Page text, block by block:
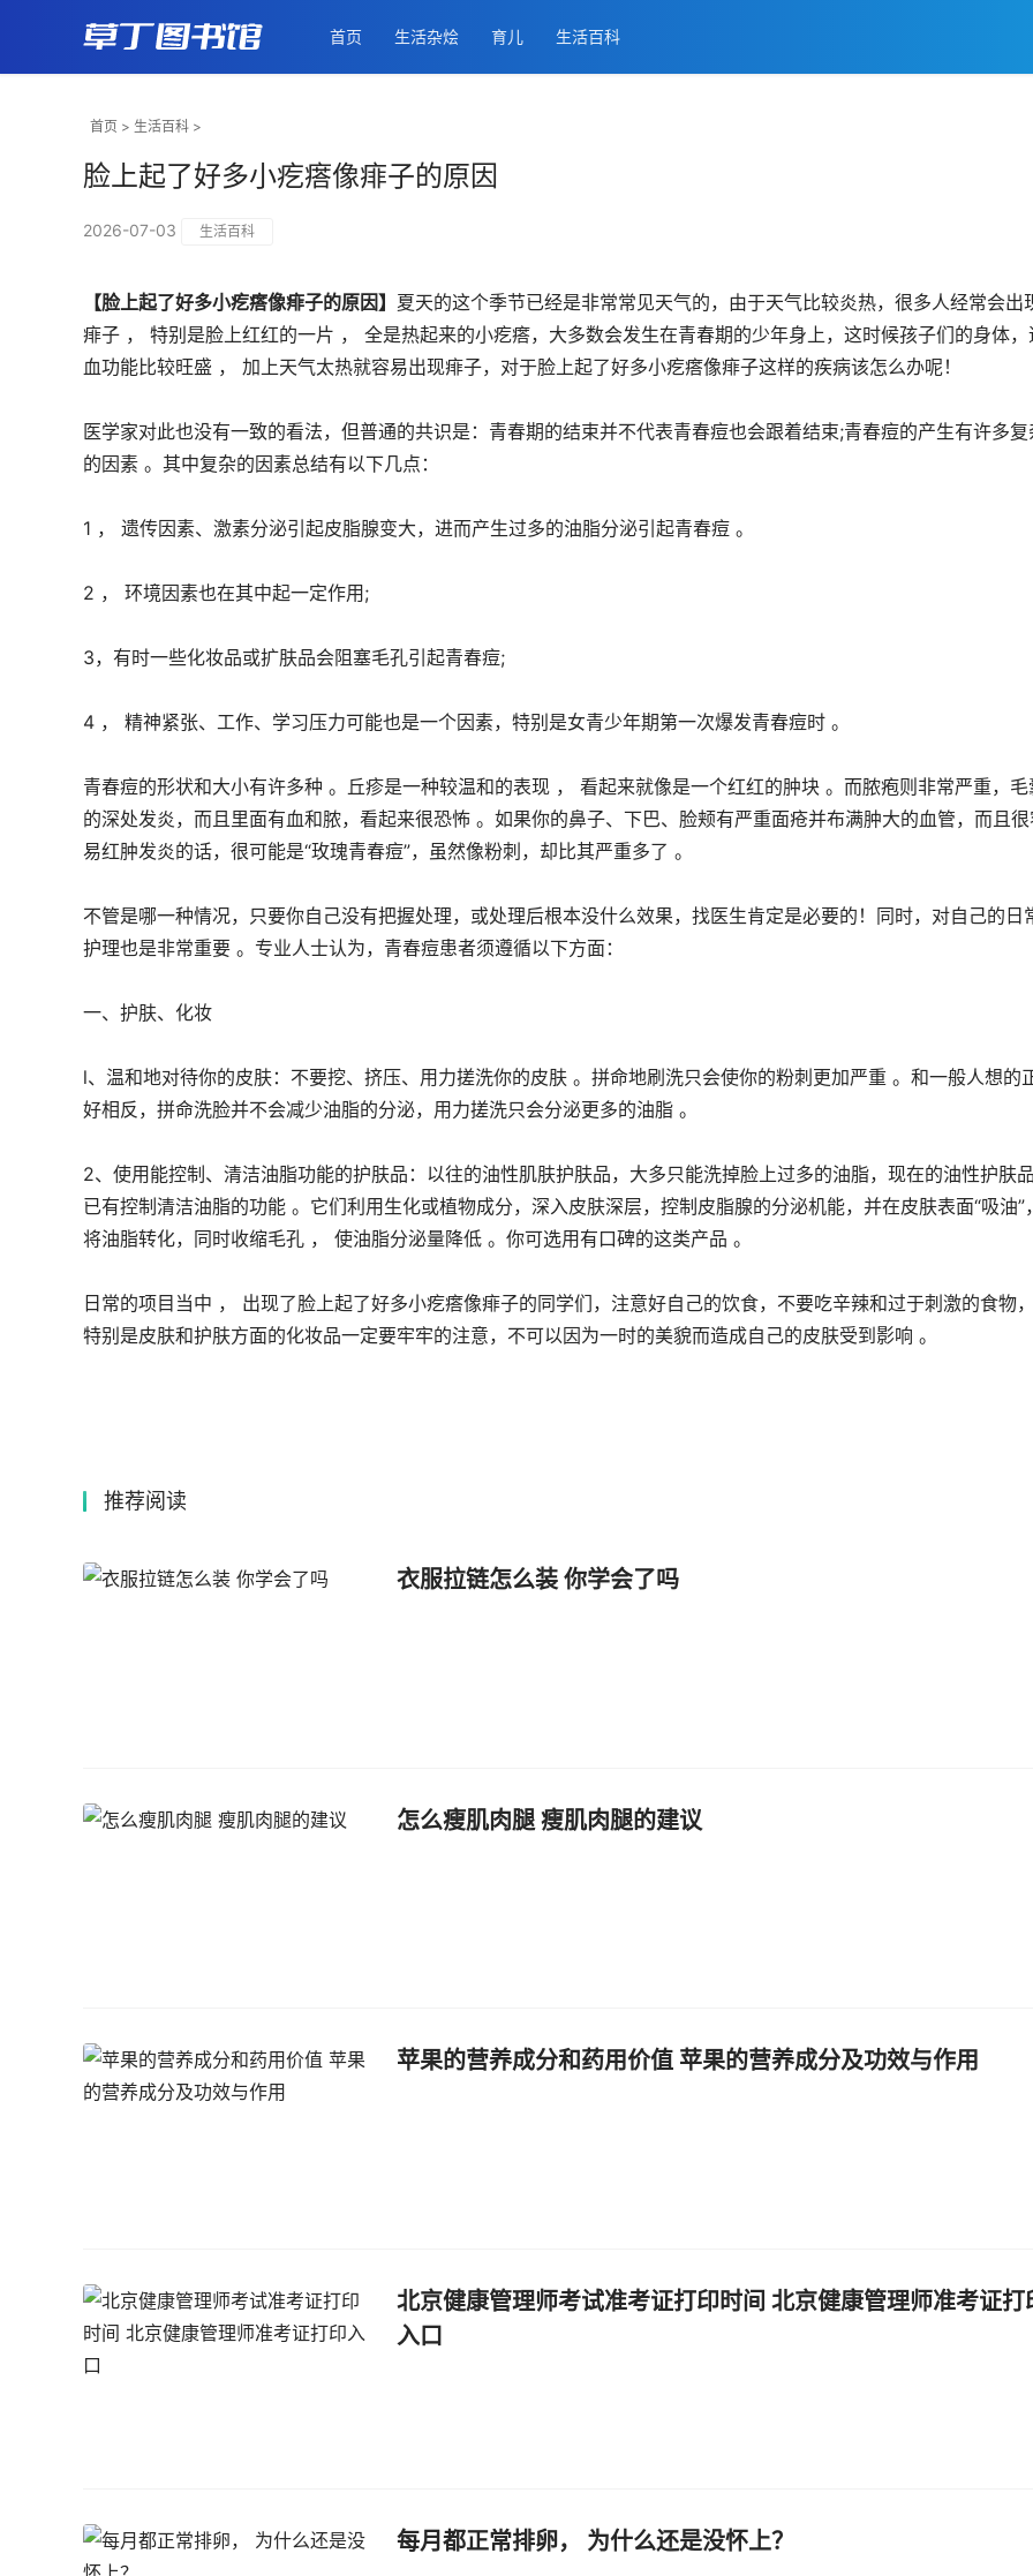
首页 生活杂烩 育儿 生活百科
首页 > 生活百科 >
脸上起了好多小疙瘩像痱子的原因
2026-07-03 生活百科
【脸上起了好多小疙瘩像痱子的原因】 夏天的这个季节已经是非常常见天气的，由于天气比较炎热，很多人经常会出
痱子 ， 特别是脸上红红的一片 ， 全是热起来的小疙瘩，大多数会发生在青春期的少年身上，这时候孩子们的身体，
血功能比较旺盛 ， 加上天气太热就容易出现痱子，对于脸上起了好多小疙瘩像痱子这样的疾病该怎么办呢！
医学家对此也没有一致的看法，但普通的共识是：青春期的结束并不代表青春痘也会跟着结束;青春痘的产生有许多复
的因素 。其中复杂的因素总结有以下几点：
1 ， 遗传因素、激素分泌引起皮脂腺变大，进而产生过多的油脂分泌引起青春痘 。
2 ， 环境因素也在其中起一定作用;
3，有时一些化妆品或扩肤品会阻塞毛孔引起青春痘;
4 ， 精神紧张、工作、学习压力可能也是一个因素，特别是女青少年期第一次爆发青春痘时 。
青春痘的形状和大小有许多种 。丘疹是一种较温和的表现 ， 看起来就像是一个红红的肿块 。而脓疱则非常严重，毛
的深处发炎，而且里面有血和脓，看起来很恐怖 。如果你的鼻子、下巴、脸颊有严重面疮并布满肿大的血管，而且
易红肿发炎的话，很可能是“玫瑰青春痘”，虽然像粉刺，却比其严重多了 。
不管是哪一种情况，只要你自己没有把握处理，或处理后根本没什么效果，找医生肯定是必要的！同时，对自己的日
护理也是非常重要 。专业人士认为，青春痘患者须遵循以下方面：
一、护肤、化妆
l、温和地对待你的皮肤：不要挖、挤压、用力搓洗你的皮肤 。拼命地刷洗只会使你的粉刺更加严重 。和一般人想的
好相反，拼命洗脸并不会减少油脂的分泌，用力搓洗只会分泌更多的油脂 。
2、使用能控制、清洁油脂功能的护肤品：以往的油性肌肤护肤品，大多只能洗掉脸上过多的油脂，现在的油性护肤
已有控制清洁油脂的功能 。它们利用生化或植物成分，深入皮肤深层，控制皮脂腺的分泌机能，并在皮肤表面“吸油”
将油脂转化，同时收缩毛孔 ， 使油脂分泌量降低 。你可选用有口碑的这类产品 。
日常的项目当中 ， 出现了脸上起了好多小疙瘩像痱子的同学们，注意好自己的饮食，不要吃辛辣和过于刺激的食物
特别是皮肤和护肤方面的化妆品一定要牢牢的注意，不可以因为一时的美貌而造成自己的皮肤受到影响 。
推荐阅读
衣服拉链怎么装 你学会了吗
怎么瘦肌肉腿 瘦肌肉腿的建议
苹果的营养成分和药用价值 苹果的营养成分及功效与作用
北京健康管理师考试准考证打印时间 北京健康管理师准考证打
入口
每月都正常排卵， 为什么还是没怀上？